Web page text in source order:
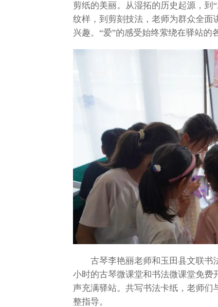
剪纸的美丽。从湿拓的历史起源，到
纹样，到剪刻技法，老师为群众全
兴趣。“爱”的感受始终萦绕在驿站的
古琴李艳丽老师和玉田县文联书
小时的古琴微课堂和书法微课堂免
声充满驿站。共写书法卡纸，老师
整指导。